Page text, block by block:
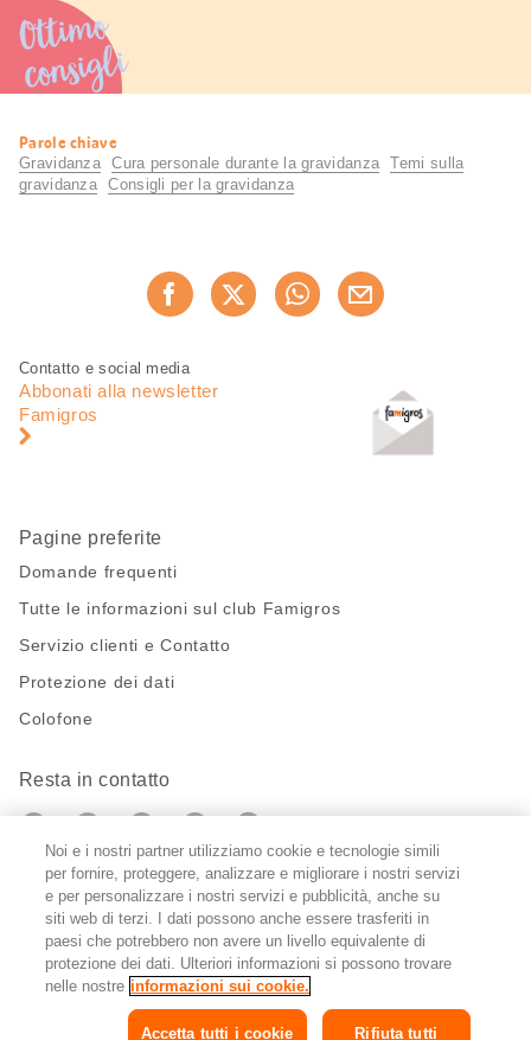
Ottimo
consigli
Informazioni
utili
Parole chiave
Gravidanza Cura personale durante la gravidanza
Temi sulla
gravidanza
Consigli per la gravidanza
Consiglia ora
Piè
pagina
Navigazione
pagina
Contatto e social media
Abbonati alla newsletter
Famigros
Pagine preferite
Domande frequenti
Tutte le informazioni sul club Famigros
Servizio clienti e Contatto
Protezione dei dati
Colofone
Resta in contatto
https://twitter.com/migros?
https://www.youtube.com/user/
PinterestInstagram
Impostazioni cookie
FR IT
Noi e i nostri partner utilizziamo cookie e tecnologie simili
per fornire, proteggere, analizzare e migliorare i nostri servizi
e per personalizzare i nostri servizi e pubblicità, anche su
siti web di terzi. I dati possono anche essere trasferiti in
paesi che potrebbero non avere un livello equivalente di
protezione dei dati. Ulteriori informazioni si possono trovare
nelle nostre informazioni sui cookie.
Rifiuta tutti
Accetta tutti i cookie